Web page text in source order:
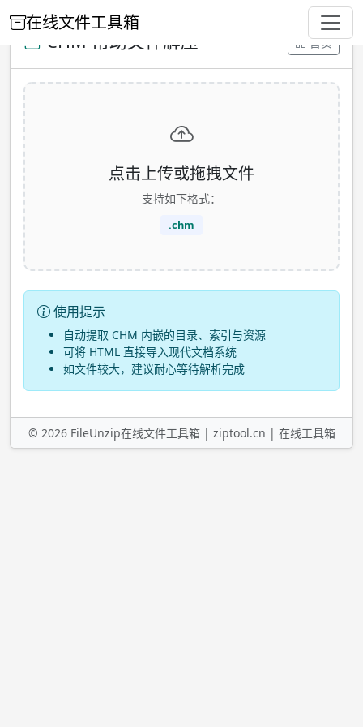
在线文件工具箱
CHM 帮助文件解压 首页
点击上传或拖拽文件
支持如下格式：
.chm
使用提示
自动提取 CHM 内嵌的目录、索引与资源
可将 HTML 直接导入现代文档系统
如文件较大，建议耐心等待解析完成
© 2026FileUnzip在线文件工具箱 | ziptool.cn | 在线工具箱